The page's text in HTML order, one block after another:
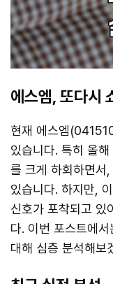
에스엠, 또다시
현재 에스엠
있습니다. 특히 올
를 크게 하회하면서
있습니다. 하지만,
신호가 포착되고 있
다. 이번 포스트에
대해 심층 분석해보